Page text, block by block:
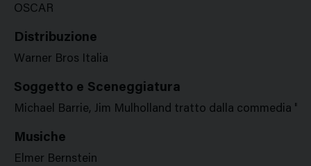
OSCAR
Distribuzione
Warner Bros Italia
Soggetto e Sceneggiatura
Michael Barrie, Jim Mulholland tratto dalla commedia
Musiche
Elmer Bernstein